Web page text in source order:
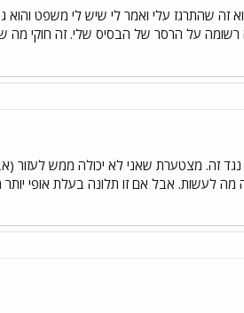
זה שהתרגז עלי ואמר לי שיש לי משפט
רשומה על הרסר של הבסיס שלי. זה חוקי מה
זה. מצטערת שאני לא יכולה ממש לעזור
לעשות. אבל אם זו תלונה בעלת אופי